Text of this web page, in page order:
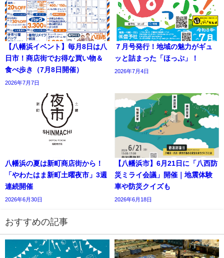
【八幡浜イベント】毎月8日は八
日市！商店街でお得な買い物＆
食べ歩き（7月8日開催）
2026年7月7日
７月号発行！地域の魅力がギュ
ッと詰まった「ほっぷ」！
2026年7月4日
八幡浜の夏は新町商店街から！
「やわたはま新町土曜夜市」3週
連続開催
2026年6月30日
【八幡浜市】6月21日に「八西防
災ミライ会議」開催｜地震体験
車や防災クイズも
2026年6月18日
おすすめの記事